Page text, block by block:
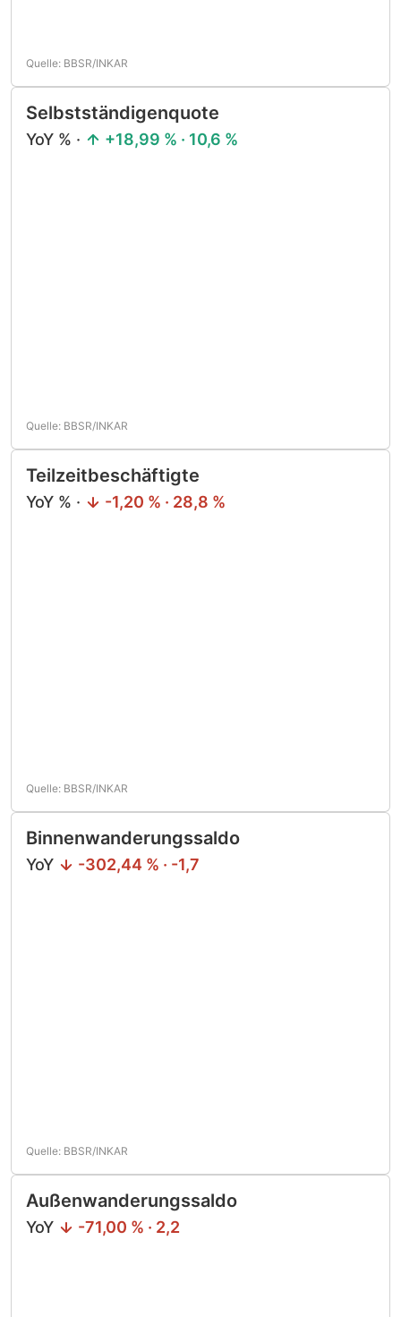
Quelle: BBSR/INKAR
Selbstständigenquote
YoY % · +18,99 % · 10,6 %
Quelle: BBSR/INKAR
Teilzeitbeschäftigte
YoY % · -1,20 % · 28,8 %
Quelle: BBSR/INKAR
Binnenwanderungssaldo
YoY -302,44 % · -1,7
Quelle: BBSR/INKAR
Außenwanderungssaldo
YoY -71,00 % · 2,2